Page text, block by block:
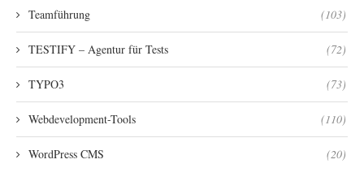
Teamführung (103)
TESTIFY – Agentur für Tests (72)
TYPO3 (73)
Webdevelopment-Tools (110)
WordPress CMS (20)